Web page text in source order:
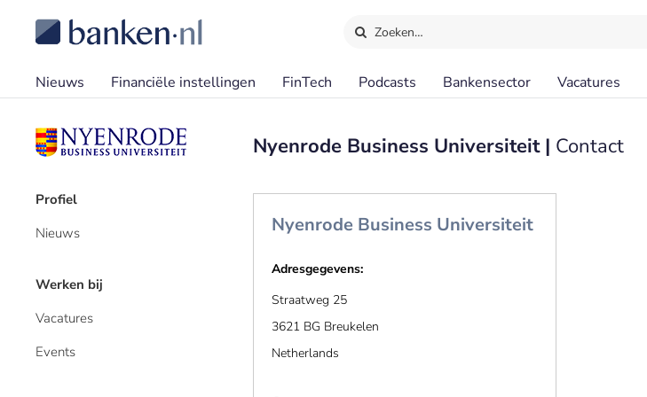
Zoeken…
Nieuws Financiële instellingen FinTech Podcasts Bankensector Vacatures
Profiel
Nieuws
Werken bij
Vacatures
Events
Nyenrode Business Universiteit | Contact
Nyenrode Business Universiteit
Adresgegevens:
Straatweg 25
3621 BG Breukelen
Netherlands